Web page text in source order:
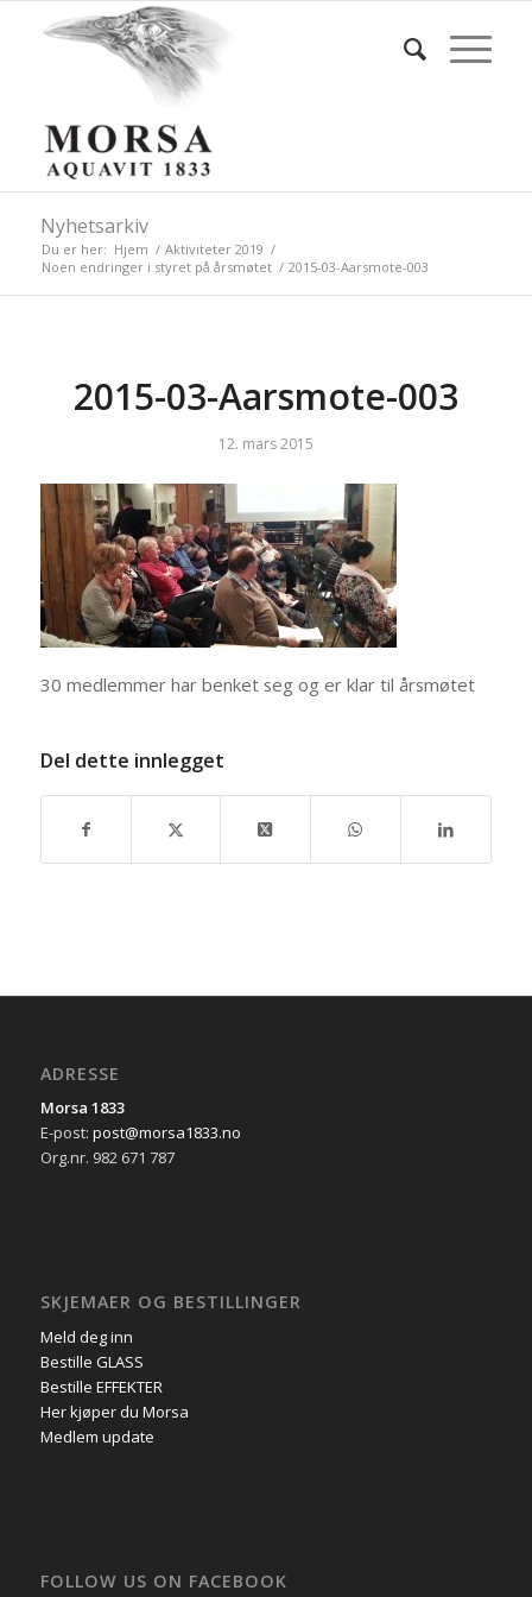
Nyhetsarkiv
Du er her: Hjem / Aktiviteter 2019 /
Noen endringer i styret på årsmøtet / 2015-03-Aarsmote-003
2015-03-Aarsmote-003
12. mars 2015
30 medlemmer har benket seg og er klar til årsmøtet
Del dette innlegget
ADRESSE
Morsa 1833
E-post: post@morsa1833.no
Org.nr. 982 671 787
SKJEMAER OG BESTILLINGER
Meld deg inn
Bestille GLASS
Bestille EFFEKTER
Her kjøper du Morsa
Medlem update
FOLLOW US ON FACEBOOK